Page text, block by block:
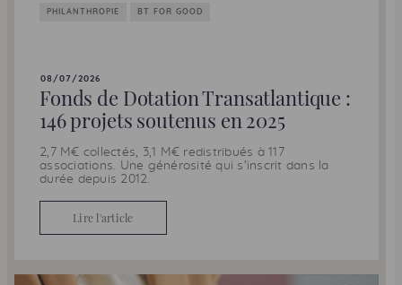
PHILANTHROPIE BT FOR GOOD
08/07/2026
Fonds de Dotation Transatlantique :
146 projets soutenus en 2025
2,7 M€ collectés, 3,1 M€ redistribués à 117
associations. Une générosité qui s’inscrit dans la
durée depuis 2012.
Lire l'article